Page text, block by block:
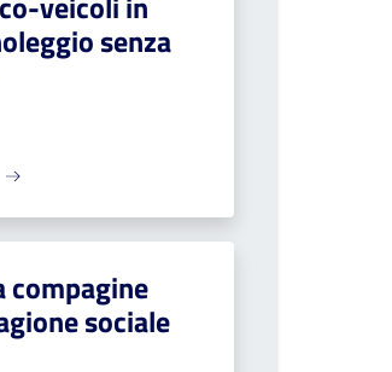
senza
compagine
sociale